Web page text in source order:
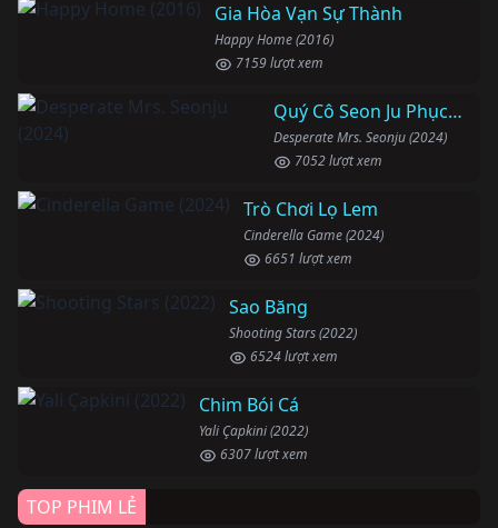
Gia Hòa Vạn Sự Thành
Happy Home (2016)
7159 lượt xem
Quý Cô Seon Ju Phục Thù
Desperate Mrs. Seonju (2024)
7052 lượt xem
Trò Chơi Lọ Lem
Cinderella Game (2024)
6651 lượt xem
Sao Băng
Shooting Stars (2022)
6524 lượt xem
Chim Bói Cá
Yali Çapkini (2022)
6307 lượt xem
TOP PHIM LẺ